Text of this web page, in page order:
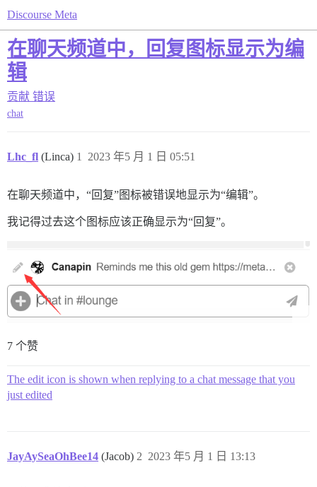
Discourse Meta
在聊天频道中，回复图标显示为编
辑
贡献 错误
chat
Lhc_fl (Linca) 2023 年5 月 1 日 05:51
1
在聊天频道中，“回复”图标被错误地显示为“编辑”。
我记得过去这个图标应该正确显示为“回复”。
7 个赞
The edit icon is shown when replying to a chat message that you
just edited
JayAySeaOhBee14 (Jacob) 2023 年5 月 1 日 13:13
2